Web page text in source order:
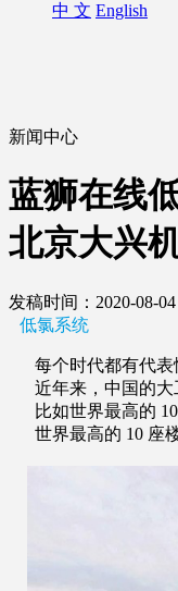
中 文 English
新闻中心
蓝狮在线
北京大兴
发稿时间：2020-08-04
低氯系统
每个时代都有代表
近年来，中国的大
比如世界最高的 10
世界最高的 10 座楼